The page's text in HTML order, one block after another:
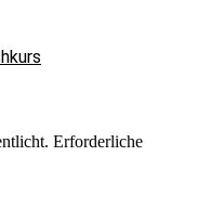
Erforderliche